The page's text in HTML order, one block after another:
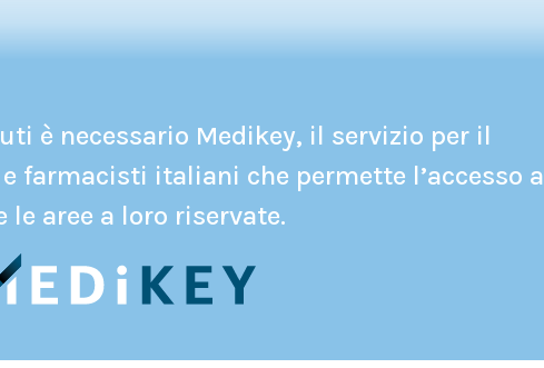
è necessario Medikey, il servizio per il
farmacisti italiani che permette l’accesso a
le aree a loro riservate.